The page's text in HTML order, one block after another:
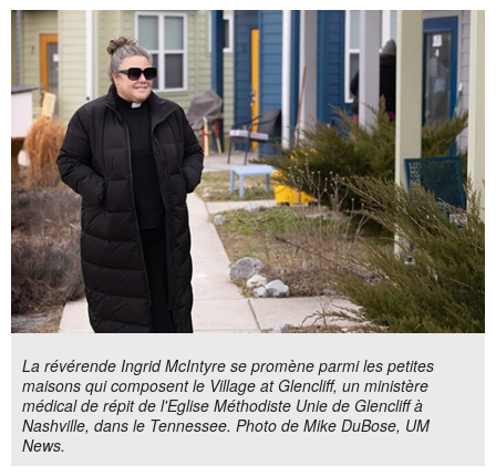
La révérende Ingrid McIntyre se promène parmi les petites
maisons qui composent le Village at Glencliff, un ministère
médical de répit de l'Eglise Méthodiste Unie de Glencliff à
Nashville, dans le Tennessee. Photo de Mike DuBose, UM
News.